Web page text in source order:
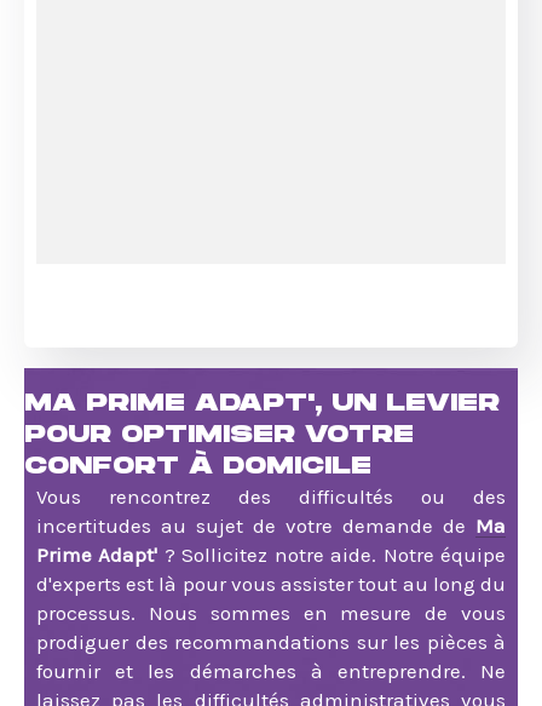
MA PRIME ADAPT', UN LEVIER
POUR OPTIMISER VOTRE
CONFORT À DOMICILE
Vous rencontrez des difficultés ou des
incertitudes au sujet de votre demande de Ma
Prime Adapt' ? Sollicitez notre aide. Notre équipe
d'experts est là pour vous assister tout au long du
processus. Nous sommes en mesure de vous
prodiguer des recommandations sur les pièces à
fournir et les démarches à entreprendre. Ne
laissez pas les difficultés administratives vous